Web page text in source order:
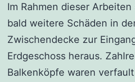
Im Rahmen dieser
bald weitere Schäden in
Zwischendecke zur
Erdgeschoss heraus.
Balkenköpfe waren